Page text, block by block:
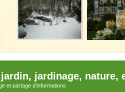
jardinage, nature,
et partage d'informations